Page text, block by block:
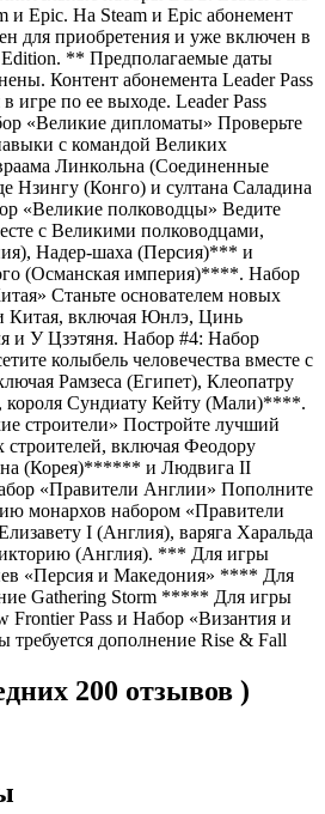
и Epic. На Steam и Epic абонемент
для приобретения и уже включен в
** Предполагаемые даты
Контент абонемента Leader Pass
игре по ее выходе. Leader Pass
«Великие дипломаты» Проверьте
с командой Великих
Линкольна (Соединенные
Нзингу (Конго) и султана Саладина
«Великие полководцы» Ведите
с Великими полководцами,
Надер-шаха (Персия)*** и
(Османская империя)****. Набор
Станьте основателем новых
Китая, включая Юнлэ, Цинь
и У Цзэтяня. Набор #4: Набор
колыбель человечества вместе с
Рамзеса (Египет), Клеопатру
короля Сундиату Кейту (Мали)****.
строители» Постройте лучший
включая Феодору
(Корея)****** и Людвига II
«Правители Англии» Пополните
монархов набором «Правители
I (Англия), варяга Харальда
(Англия). *** Для игры
«Персия и Македония» **** Для
Gathering Storm ***** Для игры
Frontier Pass и Набор «Византия и
дополнение Rise & Fall
200 отзывов )